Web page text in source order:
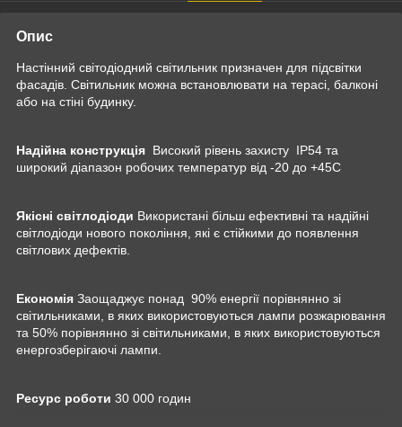
Опис
Настінний світодіодний світильник призначен для підсвітки
фасадів. Світильник можна встановлювати на терасі, балконі
або на стіні будинку.
Надійна конструкція Високий рівень захисту IP54 та
широкий діапазон робочих температур від -20 до +45С
Якісні світлодіоди Використані більш ефективні та надійні
світлодіоди нового покоління, які є стійкими до появлення
світлових дефектів.
Економія Заощаджує понад 90% енергії порівнянно зі
світильниками, в яких використовуються лампи розжарювання
та 50% порівнянно зі світильниками, в яких використовуються
енергозберігаючі лампи.
Ресурс роботи 30 000 годин